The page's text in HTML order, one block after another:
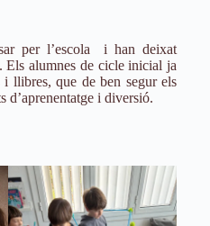
per l’escola i han deixat
Els alumnes de cicle inicial ja
i llibres, que de ben segur els
d’aprenentatge i diversió.